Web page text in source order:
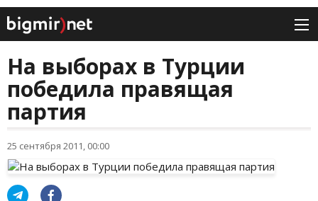
На выборах в Турции
победила правящая
партия
25 сентября 2011, 00:00